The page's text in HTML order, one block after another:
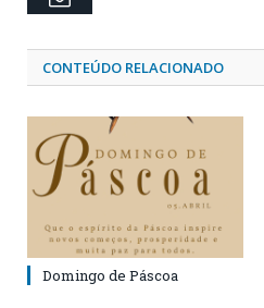
CONTEÚDO RELACIONADO
Domingo de Páscoa